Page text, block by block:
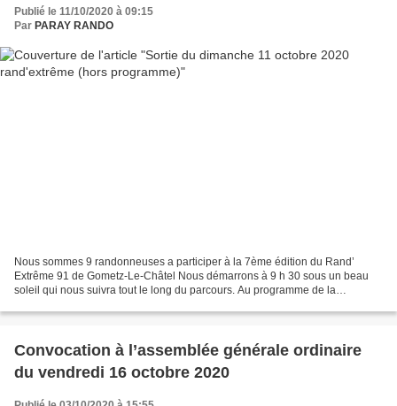
Publié le 11/10/2020 à 09:15
Par PARAY RANDO
Nous sommes 9 randonneuses a participer à la 7ème édition du Rand’
Extrême 91 de Gometz-Le-Châtel Nous démarrons à 9 h 30 sous un beau
soleil qui nous suivra tout le long du parcours. Au programme de la
Convocation à l’assemblée générale ordinaire
du vendredi 16 octobre 2020